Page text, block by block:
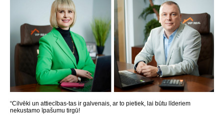
“Cilvēki un attiecības-tas ir galvenais, ar to pietiek, lai būtu līderiem
nekustamo īpašumu tirgū!